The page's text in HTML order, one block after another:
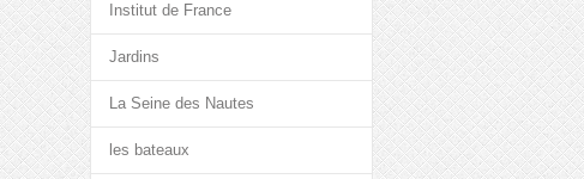
Institut de France
Jardins
La Seine des Nautes
les bateaux